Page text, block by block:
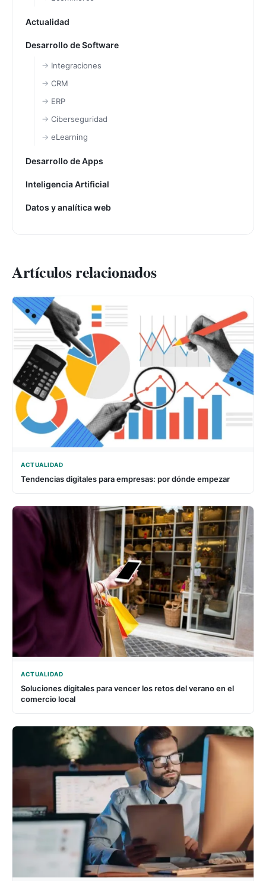
Actualidad
Desarrollo de Software
Integraciones
CRM
ERP
Ciberseguridad
eLearning
Desarrollo de Apps
Inteligencia Artificial
Datos y analítica web
Artículos relacionados
ACTUALIDAD
Tendencias digitales para empresas: por dónde empezar
ACTUALIDAD
Soluciones digitales para vencer los retos del verano en el
comercio local